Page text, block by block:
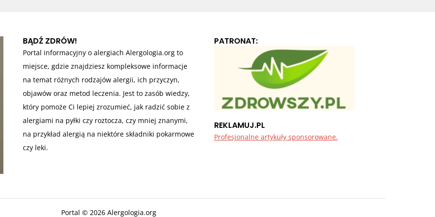
BĄDŹ ZDRÓW!
Portal informacyjny o alergiach Alergologia.org to
miejsce, gdzie znajdziesz kompleksowe informacje
na temat różnych rodzajów alergii, ich przyczyn,
objawów oraz metod leczenia. Jest to zasób wiedzy,
który pomoże Ci lepiej zrozumieć, jak radzić sobie z
alergiami na pyłki czy roztocza, czy mniej znanymi,
na przykład alergią na niektóre składniki pokarmowe
czy leki.
PATRONAT:
REKLAMUJ.PL
Profesjonalne artykuły sponsorowane.
Portal © 2026 Alergologia.org